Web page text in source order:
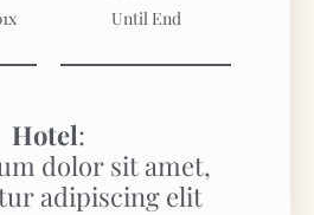
Until End
Hotel:
dolor sit amet,
adipiscing elit